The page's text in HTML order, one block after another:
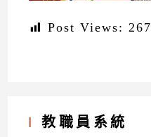
Post Views: 267
教職員系統